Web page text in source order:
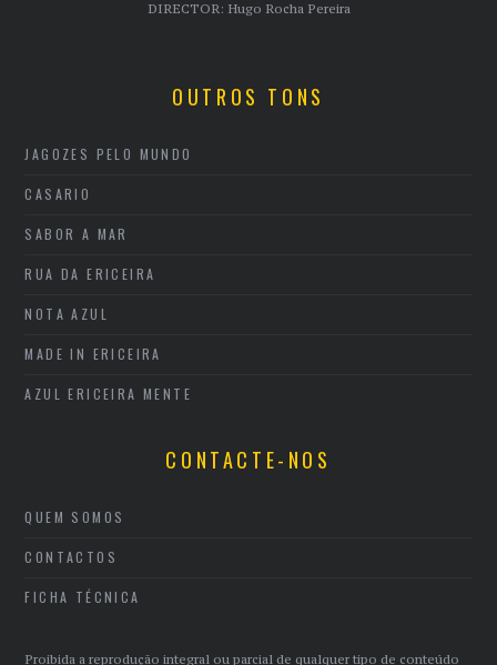
DIRECTOR: Hugo Rocha Pereira
OUTROS TONS
JAGOZES PELO MUNDO
CASARIO
SABOR A MAR
RUA DA ERICEIRA
NOTA AZUL
MADE IN ERICEIRA
AZUL ERICEIRA MENTE
CONTACTE-NOS
QUEM SOMOS
CONTACTOS
FICHA TÉCNICA
Proibida a reprodução integral ou parcial de qualquer tipo de conteúdo